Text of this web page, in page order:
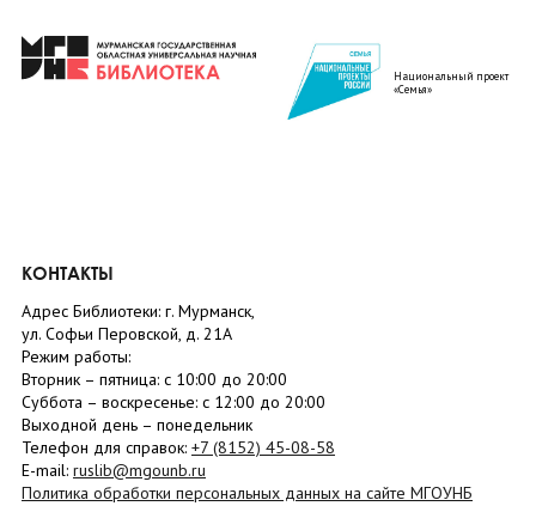
Национальный проект
«Семья»
КОНТАКТЫ
Адрес Библиотеки: г. Мурманск,
ул. Софьи Перовской, д. 21А
Режим работы:
Вторник – пятница: с 10:00 до 20:00
Суббота – воскресенье: c 12:00 до 20:00
Выходной день – понедельник
Телефон для справок: +7 (8152) 45-08-58
E-mail: ruslib@mgounb.ru
Политика обработки персональных данных на сайте МГОУНБ